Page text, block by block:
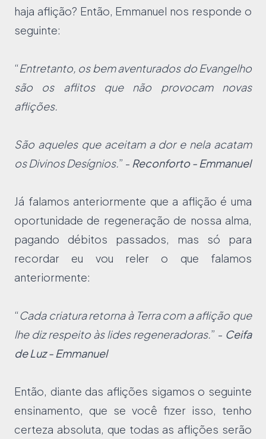
haja aflição? Então, Emmanuel nos responde o
seguinte:
“Entretanto, os bem aventurados do Evangelho
são os aflitos que não provocam novas
aflições.
São aqueles que aceitam a dor e nela acatam
os Divinos Desígnios.” - Reconforto - Emmanuel
Já falamos anteriormente que a aflição é uma
oportunidade de regeneração de nossa alma,
pagando débitos passados, mas só para
recordar eu vou reler o que falamos
anteriormente:
“Cada criatura retorna à Terra com a aflição que
lhe diz respeito às lides regeneradoras.” - Ceifa
de Luz - Emmanuel
Então, diante das aflições sigamos o seguinte
ensinamento, que se você fizer isso, tenho
certeza absoluta, que todas as aflições serão